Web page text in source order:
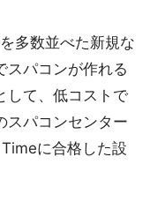
多数並べた新規な
スパコンが作れる
して、低コストで
スパコンセンター
に合格した設